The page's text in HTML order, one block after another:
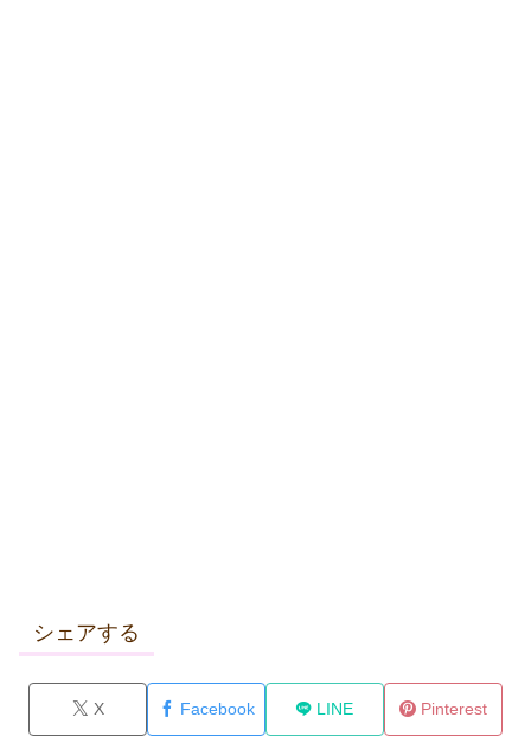
シェアする
X Facebook LINE Pinterest